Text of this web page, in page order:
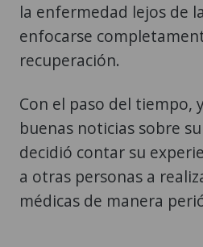
la enfermedad lejos de
enfocarse
recuperación.
Con el paso del tiempo,
buenas noticias sobre
decidió contar su
a otras personas a
médicas de manera